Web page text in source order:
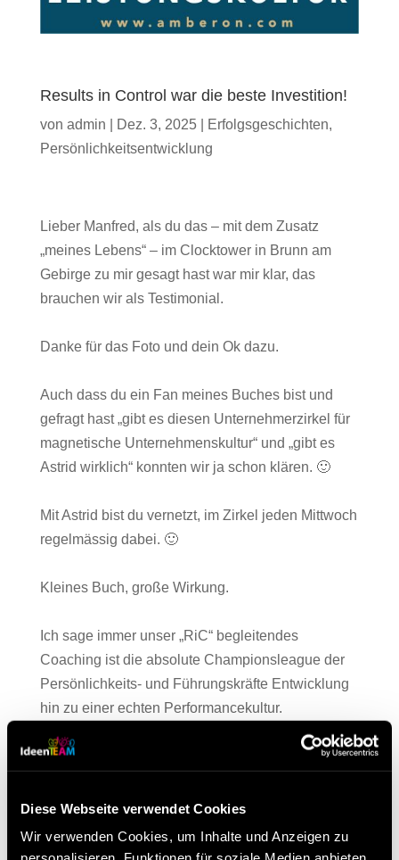
Diese Webseite verwendet Cookies
Wir verwenden Cookies, um Inhalte und Anzeigen zu
Results in Control war die beste Investition!
von admin Dez. 3, 2025| Erfolgsgeschichten,
Persönlichkeitsentwicklung
Lieber Manfred, als du das – mit dem Zusatz
„meines Lebens“ – im Clocktower in Brunn am
Gebirge zu mir gesagt hast war mir klar, das
brauchen wir als Testimonial.
Danke für das Foto und dein Ok dazu.
Auch dass du ein Fan meines Buches bist und
gefragt hast „gibt es diesen Unternehmerzirkel für
magnetische Unternehmenskultur“ und „gibt es
Astrid wirklich“ konnten wir ja schon klären. 🙂
Mit Astrid bist du vernetzt, im Zirkel jeden Mittwoch
regelmässig dabei. 🙂
Kleines Buch, große Wirkung.
Ich sage immer unser „RiC“ begleitendes
Coaching ist die absolute Championsleague der
Persönlichkeits- und Führungskräfte Entwicklung
hin zu einer echten Performancekultur.
Schön dass du das mit deiner Aussage bestätigst.
deine Wüstenstadt mal wieder verlässt) und auf
Fotos mit Astrid und Dir auf Ihrer Isolablue :).